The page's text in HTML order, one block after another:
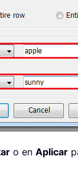
o en Aplicar